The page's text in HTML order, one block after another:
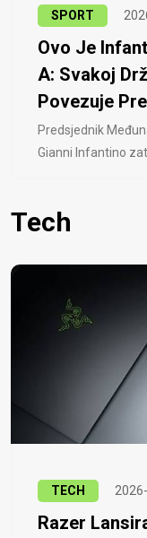
SPORT
Ovo Je
A: Svakoj
Povezuje
Predsjednik
Gianni Infantino
Tech
TECH
Razer